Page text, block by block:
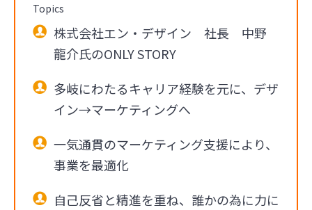
Topics
株式会社エン・デザイン 社長 中野
龍介氏のONLY STORY
多岐にわたるキャリア経験を元に、デザ
イン→マーケティングへ
一気通貫のマーケティング支援により、
事業を最適化
自己反省と精進を重ね、誰かの為に力に